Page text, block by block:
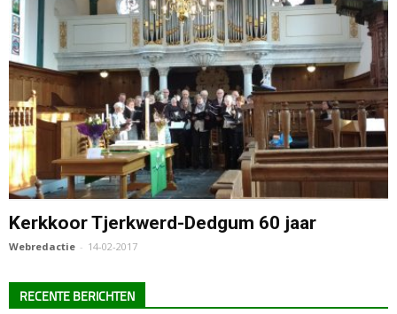
Kerkkoor Tjerkwerd-Dedgum 60 jaar
Webredactie - 14-02-2017
RECENTE BERICHTEN